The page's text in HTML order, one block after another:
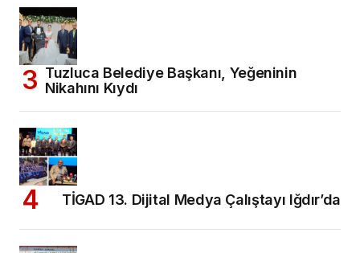
Tuzluca Belediye Başkanı, Yeğeninin
Nikahını Kıydı
TİGAD 13. Dijital Medya Çalıştayı Iğdır’da